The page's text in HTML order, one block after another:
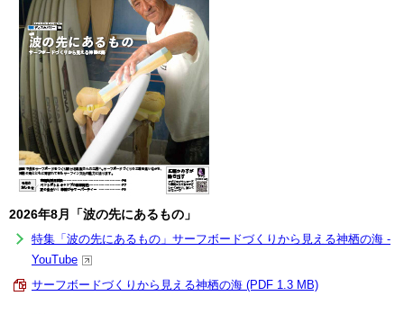
2026年8月「波の先にあるもの」
特集「波の先にあるもの」サーフボードづくりから見える神栖の海 -
YouTube
サーフボードづくりから見える神栖の海 (PDF 1.3 MB)